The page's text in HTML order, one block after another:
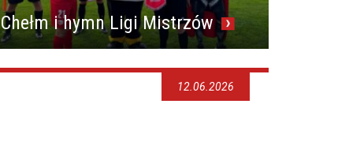
Chełm i hymn Ligi Mistrzów
12.06.2026